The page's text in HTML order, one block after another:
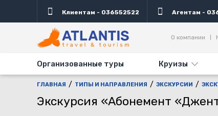
Клиентам - 036552522 Агентам -
Организованные туры Круизы
О компании
ГЛАВНАЯ ТИПЫ И НАПРАВЛЕНИЯ ЭКСКУРСИИ
Экскурсия «Абонемент
Описание Описание